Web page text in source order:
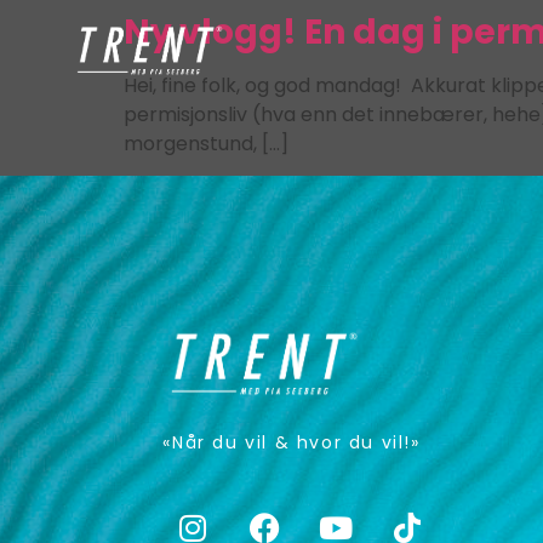
Ny vlogg! En dag i
Hei, fine folk, og god mandag! Akkurat
permisjonsliv (hva enn det innebærer,
morgenstund, […]
«Når du vil & hvor du vil!»